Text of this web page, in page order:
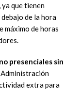
ya que tienen
de la hora
máximo de horas
presenciales sin
extra para